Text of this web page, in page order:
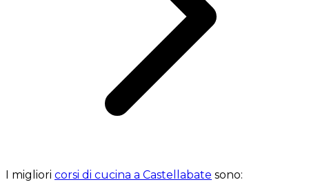
I migliori corsi di cucina a Castellabate sono: